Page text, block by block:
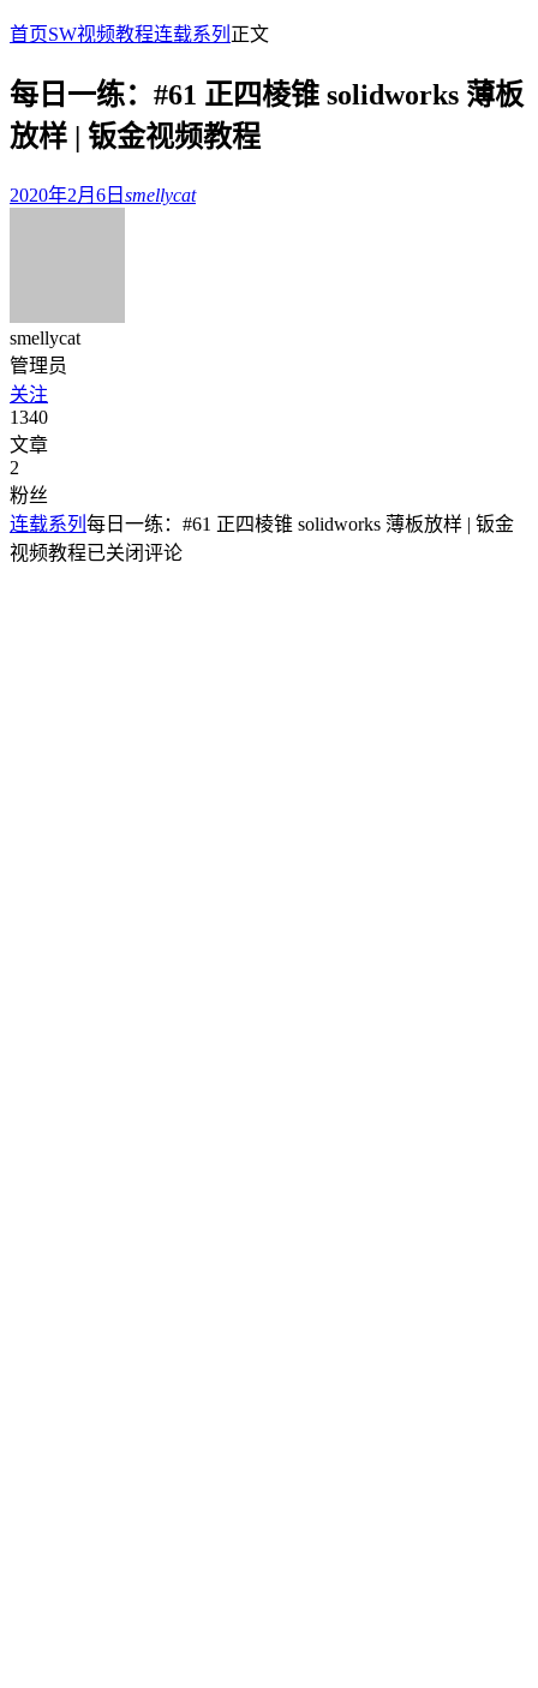
首页SW视频教程连载系列 正文
每日一练：#61 正四棱锥 solidworks 薄板
放样 | 钣金视频教程
2020年2月6日 smellycat
smellycat
管理员
关注
1340
文章
2
粉丝
连载系列 每日一练：#61 正四棱锥 solidworks 薄板放样 | 钣金
视频教程已关闭评论